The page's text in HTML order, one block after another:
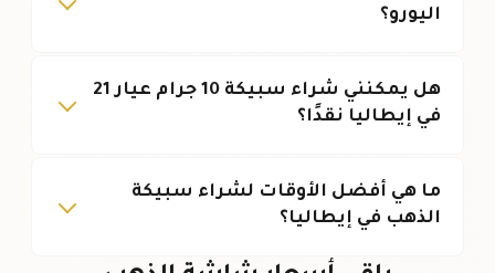
اليورو؟
هل يمكنني شراء سبيكة 10 جرام عيار 21
في إيطاليا نقدًا؟
ما هي أفضل الأوقات لشراء سبيكة
الذهب في إيطاليا؟